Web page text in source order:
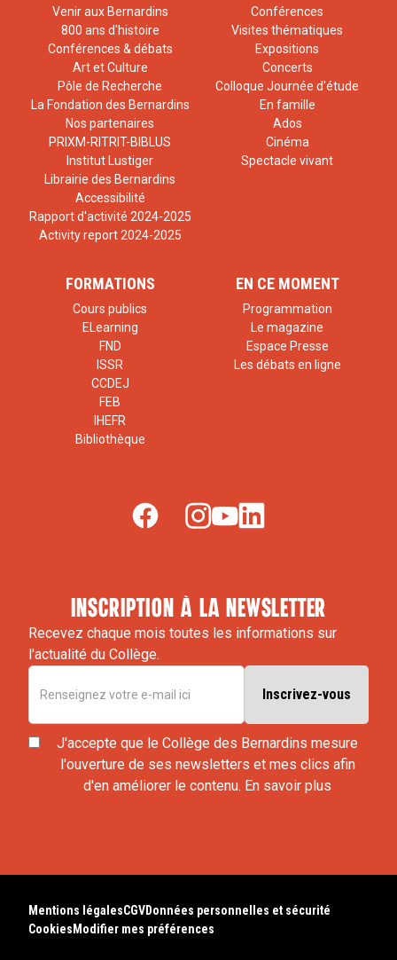
Venir aux Bernardins
800 ans d'histoire
Conférences & débats
Art et Culture
Pôle de Recherche
La Fondation des Bernardins
Nos partenaires
PRIXM-RITRIT-BIBLUS
Institut Lustiger
Librairie des Bernardins
Accessibilité
Rapport d'activité 2024-2025
Activity report 2024-2025
Conférences
Visites thématiques
Expositions
Concerts
Colloque Journée d'étude
En famille
Ados
Cinéma
Spectacle vivant
FORMATIONS
Cours publics
ELearning
FND
ISSR
CCDEJ
FEB
IHEFR
Bibliothèque
EN CE MOMENT
Programmation
Le magazine
Espace Presse
Les débats en ligne
inscription à la newsletter
Recevez chaque mois toutes les informations sur
l'actualité du Collège.
J'accepte que le Collège des Bernardins mesure
l'ouverture de ses newsletters et mes clics afin
d'en améliorer le contenu. En savoir plus
Mentions légalesCGVDonnées personnelles et sécurité
Cookies Modifier mes préférences